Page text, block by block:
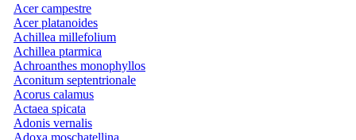
Acer campestre
Acer platanoides
Achillea millefolium
Achillea ptarmica
Achroanthes monophyllos
Aconitum septentrionale
Acorus calamus
Actaea spicata
Adonis vernalis
Adoxa moschatellina